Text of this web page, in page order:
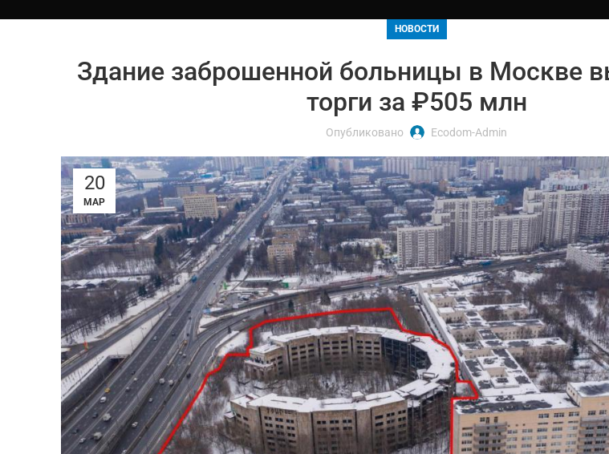
НОВОСТИ
Здание заброшенной больницы в Москве
торги за ₽505 млн
Опубликовано Ecodom-Admin
20
МАР